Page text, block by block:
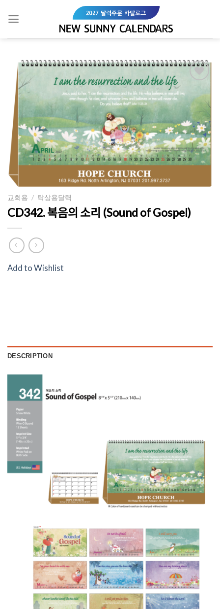
Wishlist
교회용 / 탁상용달력
CD342. 복음의 소리 (Sound of Gospel)
Add to Wishlist
DESCRIPTION